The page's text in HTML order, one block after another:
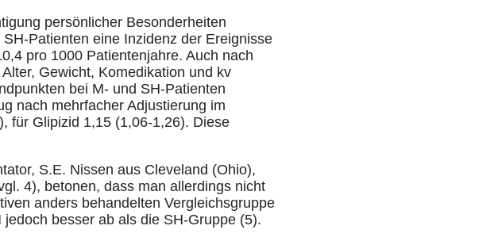
persönlicher Besonderheiten
Patienten eine Inzidenz der Ereignisse
pro 1000 Patientenjahre. Auch nach
Gewicht, Komedikation und kv
bei M- und SH-Patienten
nach mehrfacher Adjustierung im
für Glipizid 1,15 (1,06-1,26). Diese
S.E. Nissen aus Cleveland (Ohio),
4), betonen, dass man allerdings nicht
anders behandelten Vergleichsgruppe
besser ab als die SH-Gruppe (5).